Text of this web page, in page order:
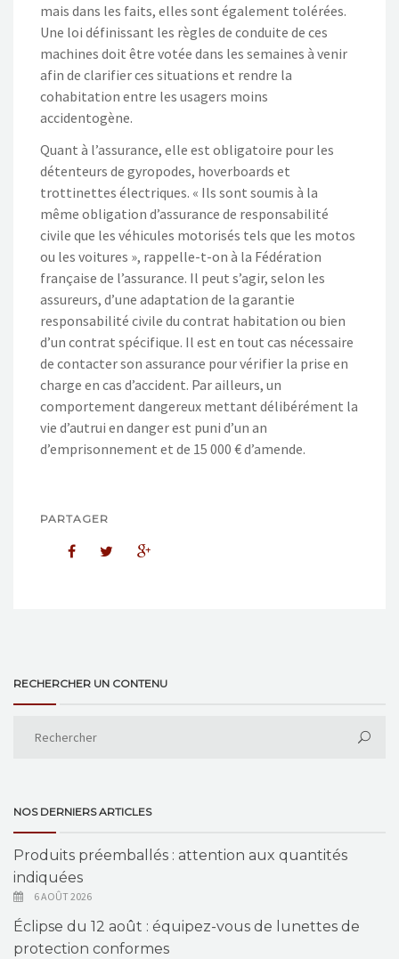
mais dans les faits, elles sont également tolérées.
Une loi définissant les règles de conduite de ces
machines doit être votée dans les semaines à venir
afin de clarifier ces situations et rendre la
cohabitation entre les usagers moins
accidentogène.
Quant à l’assurance, elle est obligatoire pour les
détenteurs de gyropodes, hoverboards et
trottinettes électriques. « Ils sont soumis à la
même obligation d’assurance de responsabilité
civile que les véhicules motorisés tels que les motos
ou les voitures », rappelle-t-on à la Fédération
française de l’assurance. Il peut s’agir, selon les
assureurs, d’une adaptation de la garantie
responsabilité civile du contrat habitation ou bien
d’un contrat spécifique. Il est en tout cas nécessaire
de contacter son assurance pour vérifier la prise en
charge en cas d’accident. Par ailleurs, un
comportement dangereux mettant délibérément la
vie d’autrui en danger est puni d’un an
d’emprisonnement et de 15 000 € d’amende.
PARTAGER
RECHERCHER UN CONTENU
NOS DERNIERS ARTICLES
Produits préemballés : attention aux quantités
indiquées
6 AOÛT 2026
Éclipse du 12 août : équipez-vous de lunettes de
protection conformes